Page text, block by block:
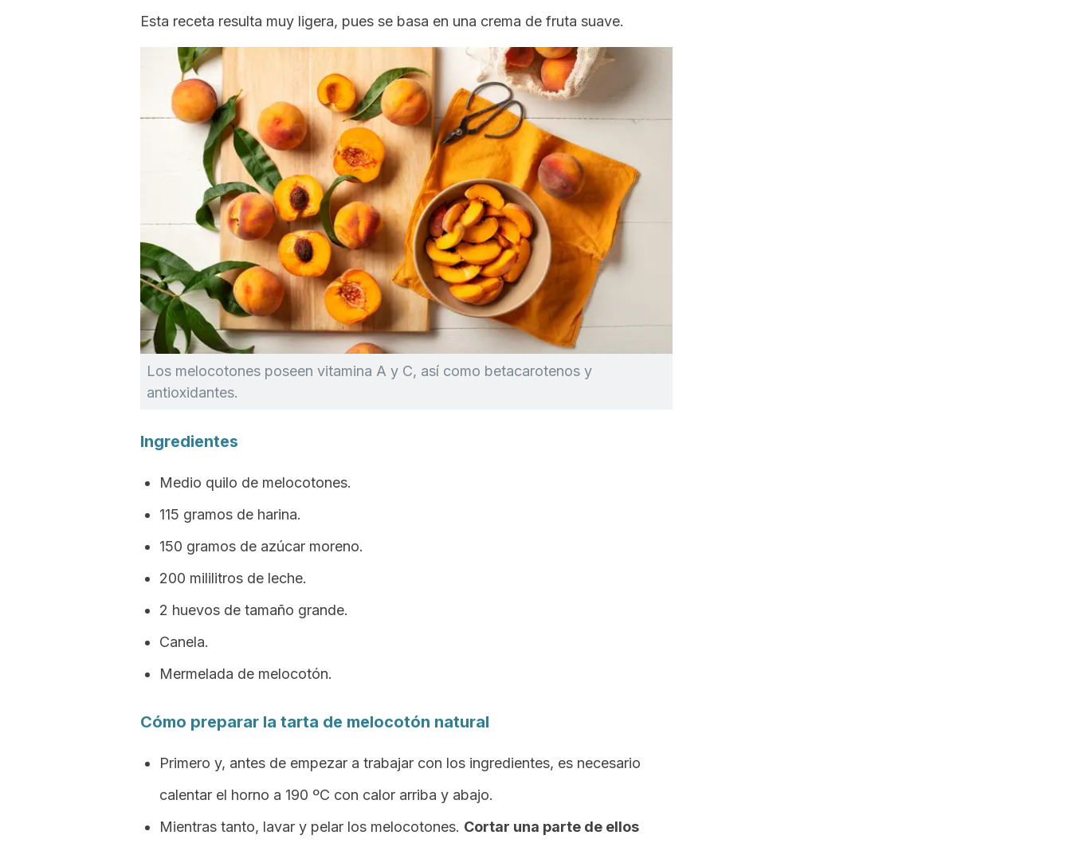
Esta receta resulta muy ligera, pues se basa en una crema de fruta suave.
Los melocotones poseen vitamina A y C, así como betacarotenos y
antioxidantes.
Ingredientes
Medio quilo de melocotones.
115 gramos de harina.
150 gramos de azúcar moreno.
200 mililitros de leche.
2 huevos de tamaño grande.
Canela.
Mermelada de melocotón.
Cómo preparar la tarta de melocotón natural
Primero y, antes de empezar a trabajar con los ingredientes, es necesario
calentar el horno a 190 ºC con calor arriba y abajo.
Mientras tanto, lavar y pelar los melocotones. Cortar una parte de ellos